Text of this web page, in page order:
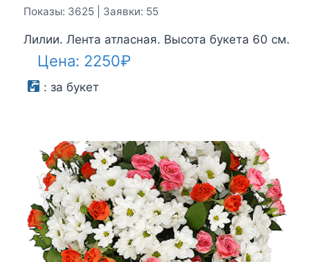
Показы: 3625 | Заявки: 55
Лилии. Лента атласная. Высота букета 60 см.
Цена: 2250₽
: за букет